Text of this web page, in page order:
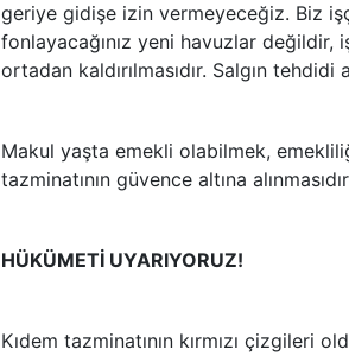
geriye gidişe izin vermeyeceğiz. Biz
fonlayacağınız yeni havuzlar değildir,
ortadan kaldırılmasıdır. Salgın tehdidi
Makul yaşta emekli olabilmek,
tazminatının güvence altına
HÜKÜMETİ UYARIYORUZ!
Kıdem tazminatının kırmızı çizgileri